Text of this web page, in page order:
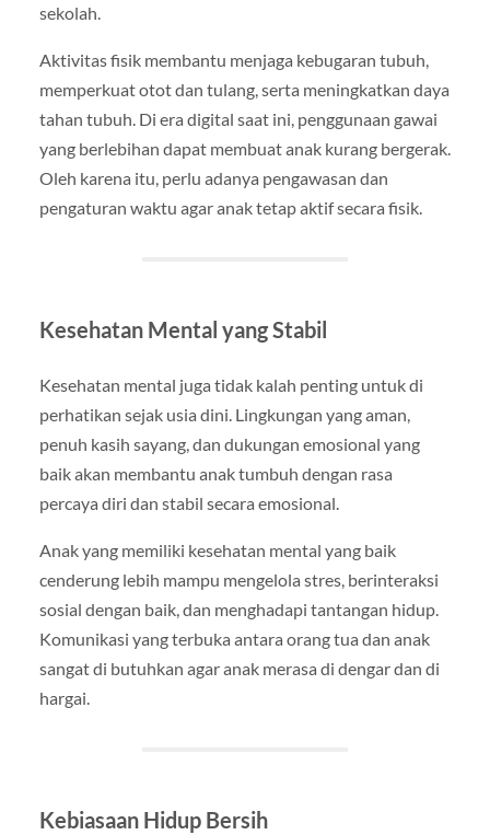
sekolah.
Aktivitas fisik membantu menjaga kebugaran tubuh,
memperkuat otot dan tulang, serta meningkatkan daya
tahan tubuh. Di era digital saat ini, penggunaan gawai
yang berlebihan dapat membuat anak kurang bergerak.
Oleh karena itu, perlu adanya pengawasan dan
pengaturan waktu agar anak tetap aktif secara fisik.
Kesehatan Mental yang Stabil
Kesehatan mental juga tidak kalah penting untuk di
perhatikan sejak usia dini. Lingkungan yang aman,
penuh kasih sayang, dan dukungan emosional yang
baik akan membantu anak tumbuh dengan rasa
percaya diri dan stabil secara emosional.
Anak yang memiliki kesehatan mental yang baik
cenderung lebih mampu mengelola stres, berinteraksi
sosial dengan baik, dan menghadapi tantangan hidup.
Komunikasi yang terbuka antara orang tua dan anak
sangat di butuhkan agar anak merasa di dengar dan di
hargai.
Kebiasaan Hidup Bersih